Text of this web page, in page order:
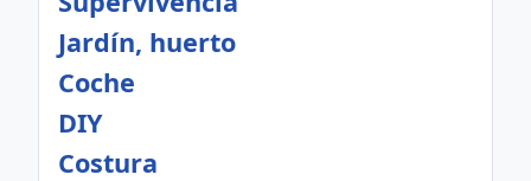
Jardín, huerto
Coche
DIY
Costura